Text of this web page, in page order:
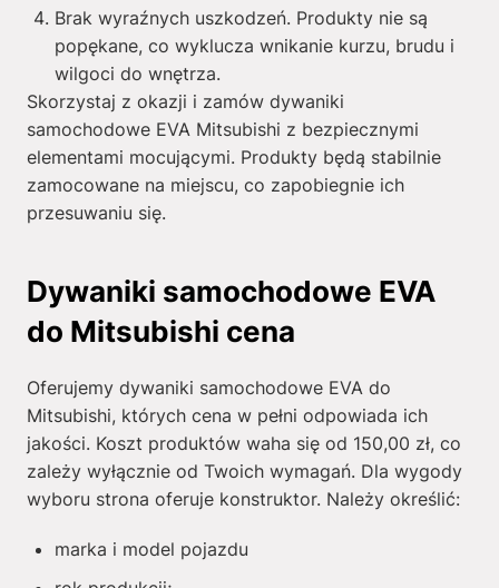
Brak wyraźnych uszkodzeń. Produkty nie są
popękane, co wyklucza wnikanie kurzu, brudu i
wilgoci do wnętrza.
Skorzystaj z okazji i zamów dywaniki
samochodowe EVA Mitsubishi z bezpiecznymi
elementami mocującymi. Produkty będą stabilnie
zamocowane na miejscu, co zapobiegnie ich
przesuwaniu się.
Dywaniki samochodowe EVA
do Mitsubishi cena
Oferujemy dywaniki samochodowe EVA do
Mitsubishi, których cena w pełni odpowiada ich
jakości. Koszt produktów waha się od 150,00 zł, co
zależy wyłącznie od Twoich wymagań. Dla wygody
wyboru strona oferuje konstruktor. Należy określić:
marka i model pojazdu